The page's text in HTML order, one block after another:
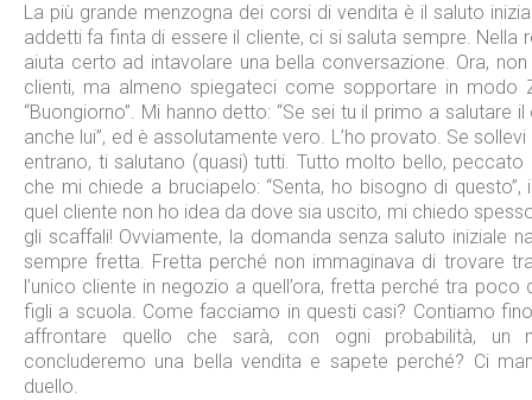
La più grande menzogna dei corsi di vendita è il saluto
addetti fa finta di essere il cliente, ci si saluta sempre. Nella
aiuta certo ad intavolare una bella conversazione. Ora,
clienti, ma almeno spiegateci come sopportare in
“Buongiorno”. Mi hanno detto: “Se sei tu il primo a salutare
anche lui”, ed è assolutamente vero. L’ho provato. Se
entrano, ti salutano (quasi) tutti. Tutto molto bello, peccato
che mi chiede a bruciapelo: “Senta, ho bisogno di
quel cliente non ho idea da dove sia uscito, mi chiedo
gli scaffali! Ovviamente, la domanda senza saluto iniziale
sempre fretta. Fretta perché non immaginava di trovare
l’unico cliente in negozio a quell’ora, fretta perché tra
figli a scuola. Come facciamo in questi casi? Contiamo
affrontare quello che sarà, con ogni probabilità, un
concluderemo una bella vendita e sapete perché? Ci
duello.